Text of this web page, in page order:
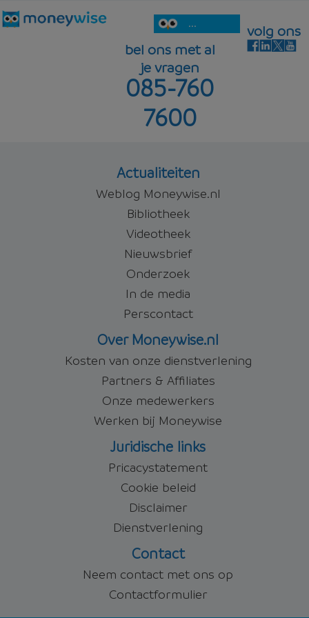
...
bel ons met al
je vragen
085-760
7600
volg ons
Actualiteiten
Weblog Moneywise.nl
Bibliotheek
Videotheek
Nieuwsbrief
Onderzoek
In de media
Perscontact
Over Moneywise.nl
Kosten van onze dienstverlening
Partners & Affiliates
Onze medewerkers
Werken bij Moneywise
Juridische links
Pricacystatement
Cookie beleid
Disclaimer
Dienstverlening
Contact
Neem contact met ons op
Contactformulier